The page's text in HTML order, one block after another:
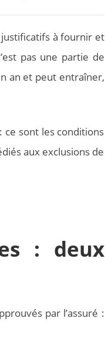
à fournir et
pas une partie de
an et peut entraîner,
ce sont les conditions
aux exclusions de
: deux
par l’assuré :